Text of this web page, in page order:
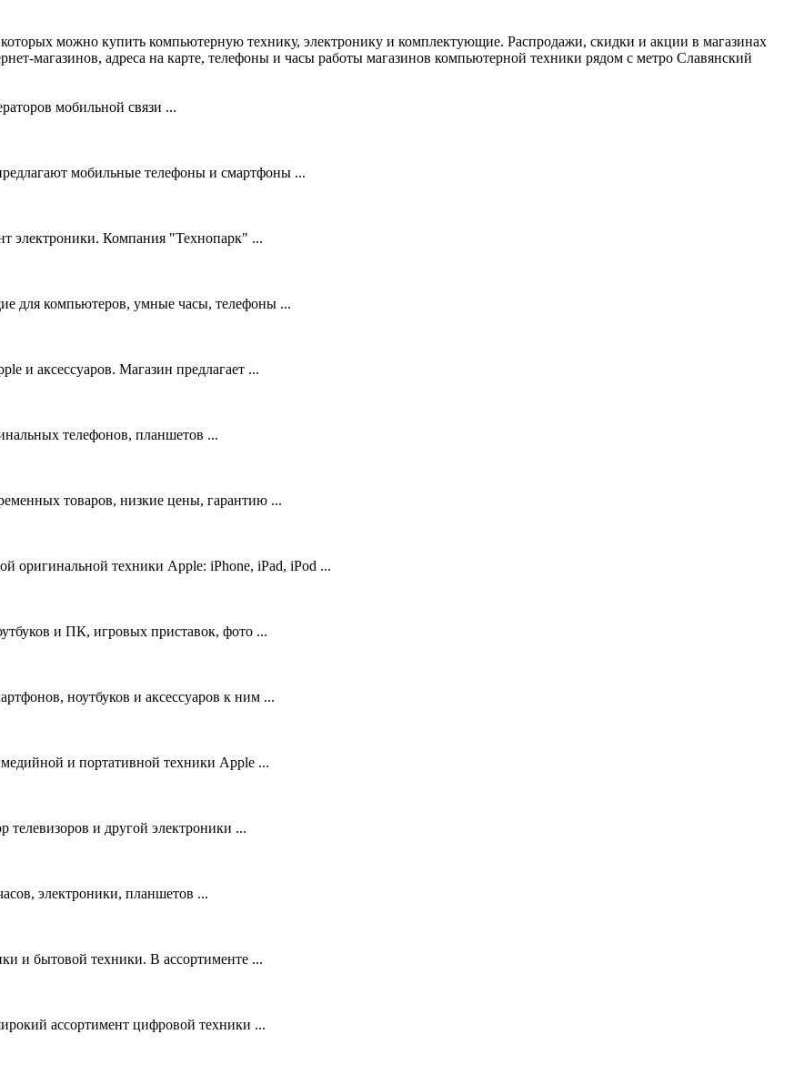
можно купить компьютерную технику, электронику и комплектующие. Распродажи, скидки и акции в магазинах
магазинов, адреса на карте, телефоны и часы работы магазинов компьютерной техники рядом с метро Славянский
мобильной связи ...
мобильные телефоны и смартфоны ...
электроники. Компания "Технопарк" ...
для компьютеров, умные часы, телефоны ...
и аксессуаров. Магазин предлагает ...
телефонов, планшетов ...
товаров, низкие цены, гарантию ...
техники Apple: iPhone, iPad, iPod ...
и ПК, игровых приставок, фото ...
ноутбуков и аксессуаров к ним ...
и портативной техники Apple ...
и другой электроники ...
электроники, планшетов ...
и бытовой техники. В ассортименте ...
ассортимент цифровой техники ...